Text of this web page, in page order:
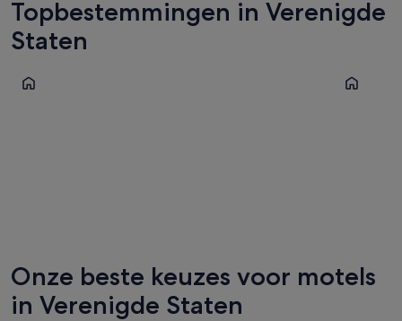
Topbestemmingen in Verenigde
Staten
New York Orlando
Onze beste keuzes voor motels
in Verenigde Staten